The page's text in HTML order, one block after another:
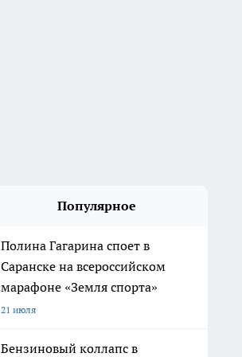
Популярное
Полина Гагарина споет в
Саранске на всероссийском
марафоне «Земля спорта»
21 июля
Бензиновый коллапс в